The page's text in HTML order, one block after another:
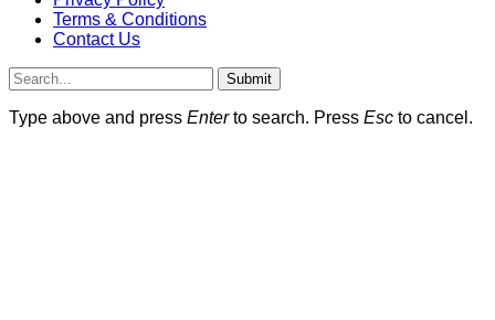
Terms & Conditions
Contact Us
Submit
Type above and press Enterto search. Press Esc to cancel.